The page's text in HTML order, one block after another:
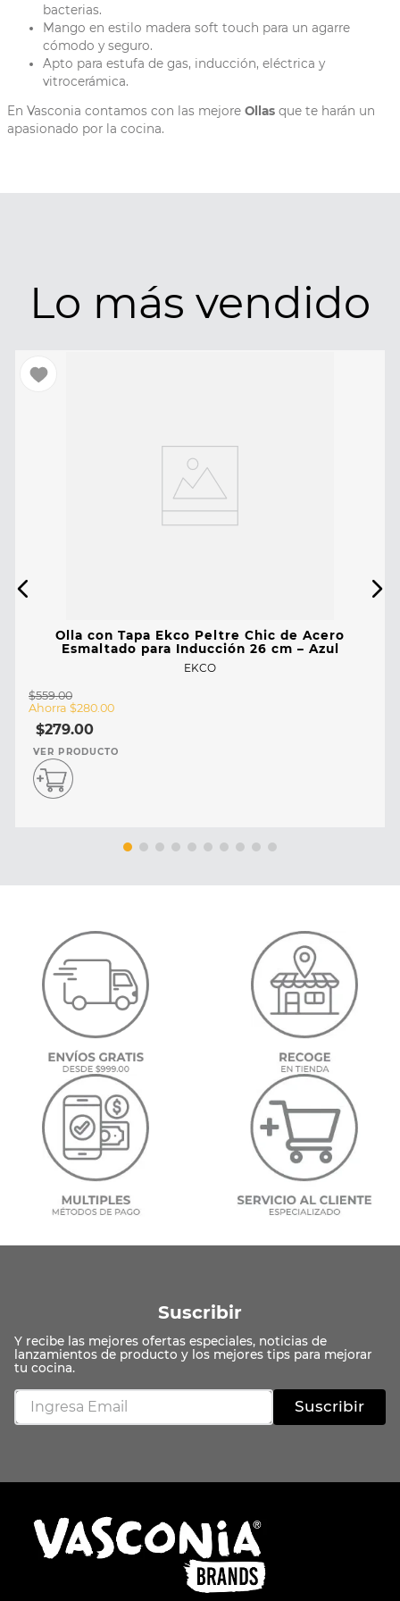
bacterias.
Mango en estilo madera soft touch para un agarre
cómodo y seguro.
Apto para estufa de gas, inducción, eléctrica y
vitrocerámica.
En Vasconia contamos con las mejore Ollas que te harán un
apasionado por la cocina.
Lo más vendido
Olla con Tapa Ekco Peltre Chic de Acero
Esmaltado para Inducción 26 cm – Azul
EKCO
$559.00
Ahorra $280.00
$279.00
VER PRODUCTO
Suscribir
Suscribir